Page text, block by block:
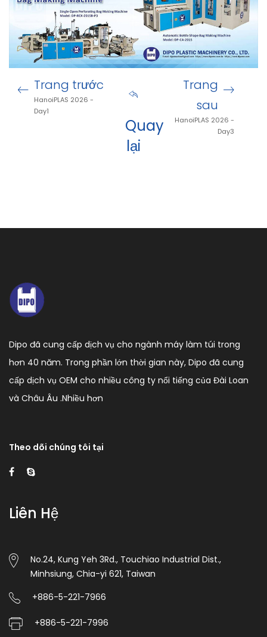
Trang trước
HanoiPLAS 2026 -
Day1
Quay
lại
Trang
sau
HanoiPLAS 2026 -
Day3
Dipo đã cung cấp dịch vụ cho ngành máy làm túi trong
hơn 40 năm. Trong phần lớn thời gian này, Dipo đã cung
cấp dịch vụ OEM cho nhiều công ty nổi tiếng của Đài Loan
và Châu Âu .Nhiều hơn
Theo dõi chúng tôi tại
Liên Hệ
No.24, Kung Yeh 3Rd., Touchiao Industrial Dist.,
Minhsiung, Chia-yi 621, Taiwan
+886-5-221-7966
+886-5-221-7996